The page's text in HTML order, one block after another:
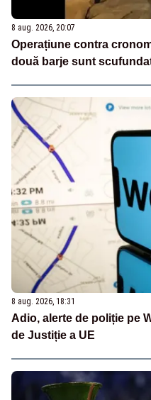
8 aug. 2026, 20:07
Operațiune contra
două barje sunt
8 aug. 2026, 18:31
Adio, alerte de poliție pe
de Justiție a UE